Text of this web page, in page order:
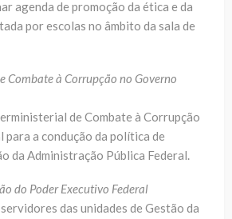
agenda de promoção da ética e da
por escolas no âmbito da sala de
Combate à Corrupção no Governo
de Combate à Corrupção
para a condução da política de
da Administração Pública Federal.
do Poder Executivo Federal
das unidades de Gestão da